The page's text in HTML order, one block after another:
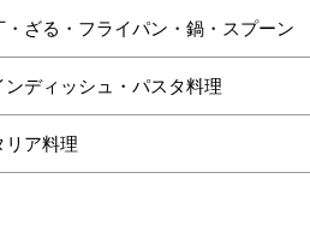
・ざる・フライパン・鍋・スプーン
ンディッシュ・パスタ料理
リア料理